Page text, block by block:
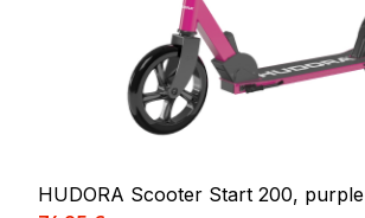
HUDORA Scooter Start 200, purple